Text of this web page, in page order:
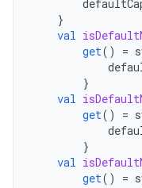
}
val
get() =
}
val
get() =
}
val
get() =